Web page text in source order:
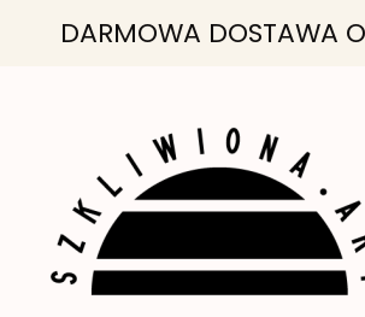
DARMOWA DOSTAWA